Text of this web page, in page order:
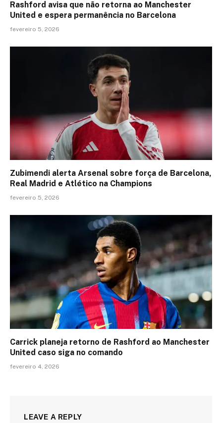
Rashford avisa que não retorna ao Manchester
United e espera permanência no Barcelona
fevereiro 5, 2026
Zubimendi alerta Arsenal sobre força de Barcelona,
Real Madrid e Atlético na Champions
fevereiro 5, 2026
Carrick planeja retorno de Rashford ao Manchester
United caso siga no comando
fevereiro 4, 2026
LEAVE A REPLY